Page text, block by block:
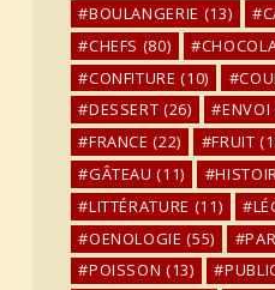
BOULANGERIE (13)
CHEFS (80)
CONFITURE (10)
DESSERT (26) ENVOI
FRANCE (22) FRUIT
GÂTEAU (11)
LITTÉRATURE (11)
OENOLOGIE (55)
POISSON (13)